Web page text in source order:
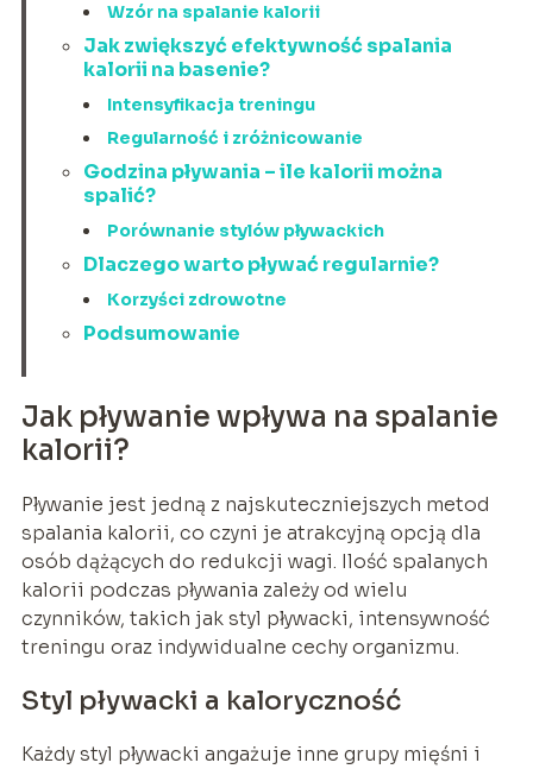
Wzór na spalanie kalorii
Jak zwiększyć efektywność spalania
kalorii na basenie?
Intensyfikacja treningu
Regularność i zróżnicowanie
Godzina pływania – ile kalorii można
spalić?
Porównanie stylów pływackich
Dlaczego warto pływać regularnie?
Korzyści zdrowotne
Podsumowanie
Jak pływanie wpływa na spalanie
kalorii?
Pływanie jest jedną z najskuteczniejszych metod
spalania kalorii, co czyni je atrakcyjną opcją dla
osób dążących do redukcji wagi. Ilość spalanych
kalorii podczas pływania zależy od wielu
czynników, takich jak styl pływacki, intensywność
treningu oraz indywidualne cechy organizmu.
Styl pływacki a kaloryczność
Każdy styl pływacki angażuje inne grupy mięśni i